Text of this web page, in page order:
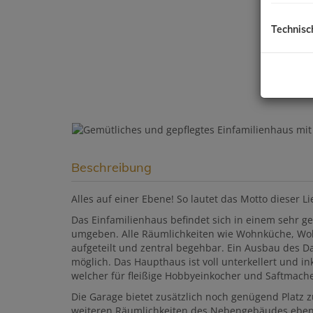
Beschreibung
Alles auf einer Ebene! So lautet das Motto dieser
Das Einfamilienhaus befindet sich in einem sehr
umgeben. Alle Räumlichkeiten wie Wohnküche,
aufgeteilt und zentral begehbar. Ein Ausbau des
möglich. Das Haupthaus ist voll unterkellert und
welcher für fleißige Hobbyeinkocher und
Die Garage bietet zusätzlich noch genügend Platz